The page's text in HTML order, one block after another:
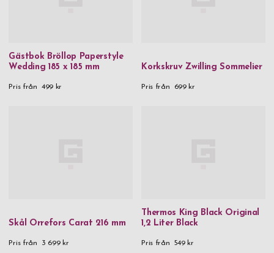
Gästbok Bröllop Paperstyle
Wedding 185 x 185 mm
Pris från 499 kr
Korkskruv Zwilling Sommelier
Pris från 699 kr
Skål Orrefors Carat 216 mm
Pris från 3 699 kr
Thermos King Black Original
1,2 Liter Black
Pris från 549 kr